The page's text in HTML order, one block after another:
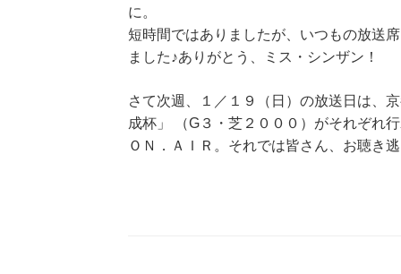
に。
短時間ではありましたが、いつもの放送
ました♪ありがとう、ミス・シンザン！
さて次週、１／１９（日）の放送日は、
成杯」 （G３・芝２０００）がそれぞれ
ＯＮ．ＡＩＲ。それでは皆さん、お聴き